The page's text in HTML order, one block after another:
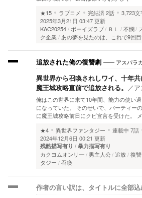
★15
ラブコメ 完結済2話
3,723文
2025年3月21日 03:47 更新
KAC20254 ボーイズラブ ＢＬ 不憫
ク企業 あの夢を見たのは、これで9回目
追放された俺の復讐劇 アスパラ
異世界から召喚されしワイ、十年
魔王城攻略直前で追放される。 ／
俺はこの世界に来て10年間、能力の使い
になっていた。 そのせいで、パーティー
に魔王城攻略前日にクビ宣言を受けた。
★4
異世界ファンタジー 連載中 7話
2024年12月6日 00:21 更新
残酷描写有り 暴力描写有り
カクヨムオンリ― 男主人公 追放 復讐
タジー
召喚
作者の言い訳は、タイトルに全部込